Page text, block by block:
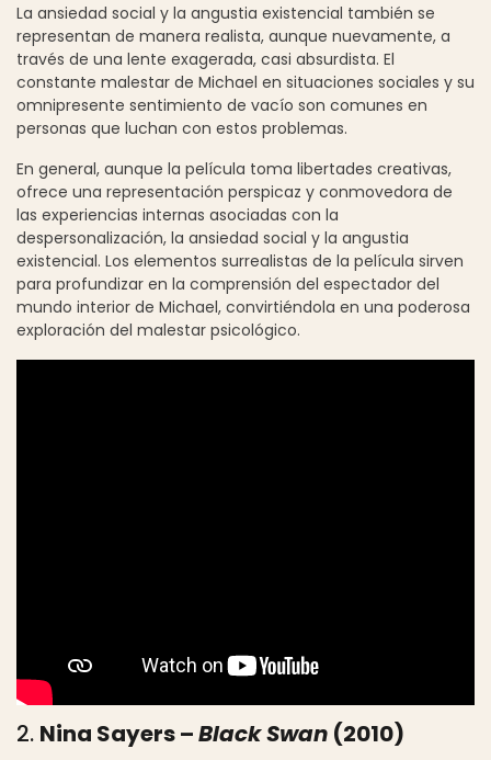
La ansiedad social y la angustia existencial también se
representan de manera realista, aunque nuevamente, a
través de una lente exagerada, casi absurdista. El
constante malestar de Michael en situaciones sociales y su
omnipresente sentimiento de vacío son comunes en
personas que luchan con estos problemas.
En general, aunque la película toma libertades creativas,
ofrece una representación perspicaz y conmovedora de
las experiencias internas asociadas con la
despersonalización, la ansiedad social y la angustia
existencial. Los elementos surrealistas de la película sirven
para profundizar en la comprensión del espectador del
mundo interior de Michael, convirtiéndola en una poderosa
exploración del malestar psicológico.
2. Nina Sayers –Black Swan (2010)